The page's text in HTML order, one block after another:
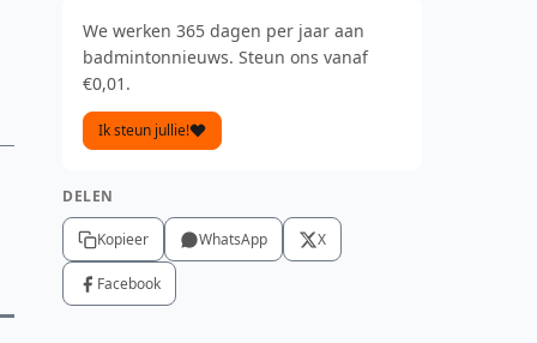
We werken 365 dagen per jaar aan
badmintonnieuws. Steun ons vanaf
€0,01.
Ik steun jullie!
DELEN
Kopieer WhatsApp X
Facebook